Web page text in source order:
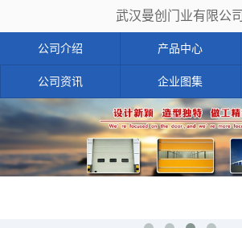
武汉曼创门业有限公司
公司介绍 产品中心
公司资讯 企业图集